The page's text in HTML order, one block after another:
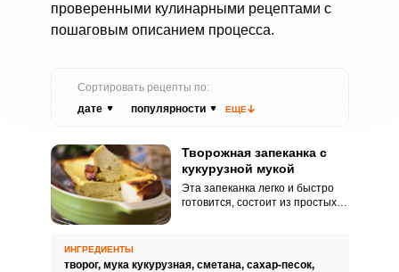
проверенными кулинарными рецептами с
пошаговым описанием процесса.
Сортировать рецепты по:
дате
популярности ЕЩЕ
Творожная запеканка с
кукурузной мукой
Эта запеканка легко и быстро
готовится, состоит из простых и
холодном, и горячем варианте.
ИНГРЕДИЕНТЫ
творог, мука кукурузная, сметана, сахар-песок,